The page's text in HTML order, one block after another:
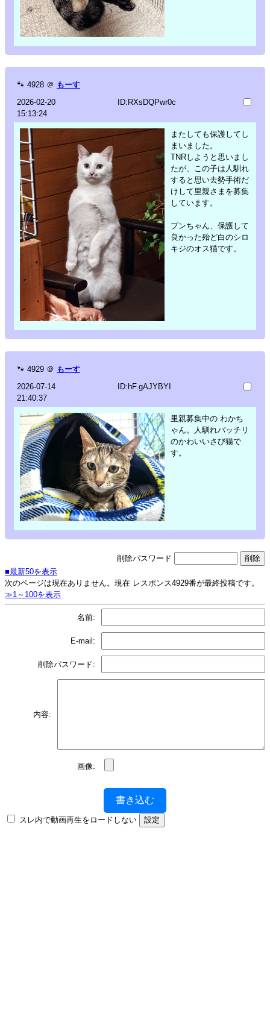
🐾 4928 ＠ もーす
2026-02-20
15:13:24
ID:RXsDQPwr0c
またしても保護してし
まいました。
TNRしようと思いまし
たが、この子は人馴れ
すると思い去勢手術だ
けして里親さまを募集
しています。
プンちゃん、保護して
良かった殆ど白のシロ
キジのオス猫です。
🐾 4929 ＠ もーす
2026-07-14
21:40:37
ID:hF.gAJYBYI
里親募集中の わかち
ゃん。人馴れバッチリ
のかわいいさび猫で
す。
削除パスワード
■最新50を表示
次のページは現在ありません。現在 レスポンス4929番が最終投稿です。
≫1～100を表示
名前:
E-mail:
削除パスワード:
内容:
画像:
書き込む
スレ内で動画再生をロードしない